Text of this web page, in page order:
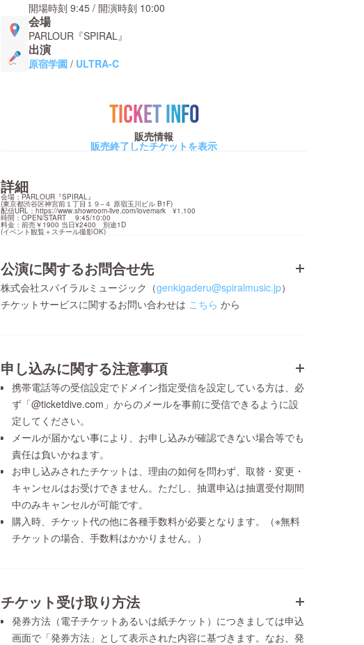
開場時刻 9:45 / 開演時刻 10:00
会場
PARLOUR『SPIRAL』
出演
原宿学園 / ULTRA-C
TICKET INFO
販売情報
販売終了したチケットを表示
詳細
会場：PARLOUR『SPIRAL』
(東京都渋谷区神宮前１丁目１９−４ 原宿玉川ビル B1F)
配信URL： https://www.showroom-live.com/lovemark ¥1.100
時間：OPEN/START 　9:45/10:00
料金：前売￥1900 当日¥2400　別途1D
(イベント観覧＋スチール撮影OK)
公演に関するお問合せ先
株式会社スパイラルミュージック（genkigaderu@spiralmusic.jp）
チケットサービスに関するお問い合わせは こちら から
申し込みに関する注意事項
携帯電話等の受信設定でドメイン指定受信を設定している方は、必
ず「@ticketdive.com」からのメールを事前に受信できるように設
定してください。
メールが届かない事により、お申し込みが確認できない場合等でも
責任は負いかねます。
お申し込みされたチケットは、理由の如何を問わず、取替・変更・
キャンセルはお受けできません。ただし、抽選申込は抽選受付期間
中のみキャンセルが可能です。
購入時、チケット代の他に各種手数料が必要となります。（※無料
チケットの場合、手数料はかかりません。）
チケット受け取り方法
発券方法（電子チケットあるいは紙チケット）につきましては申込
画面で「発券方法」として表示された内容に基づきます。なお、発